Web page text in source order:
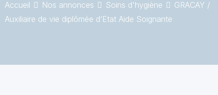
Accueil Nos annonces Soins d'hygiène
GRACAY /
Auxiliaire de vie diplômée d’Etat Aide Soignante